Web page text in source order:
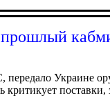
передало Украине
поставки,